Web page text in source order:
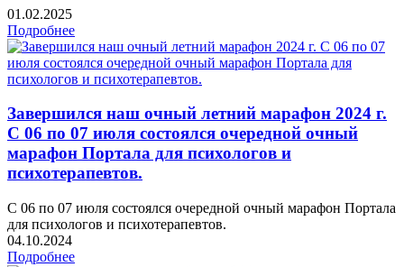
01.02.2025
Подробнее
Завершился наш очный летний марафон 2024 г.
С 06 по 07 июля состоялся очередной очный
марафон Портала для психологов и
психотерапевтов.
С 06 по 07 июля состоялся очередной очный марафон Портала
для психологов и психотерапевтов.
04.10.2024
Подробнее